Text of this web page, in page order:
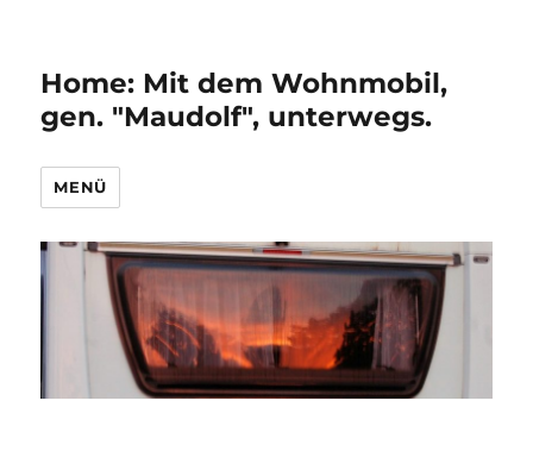
Home: Mit dem Wohnmobil,
gen. "Maudolf", unterwegs.
MENÜ